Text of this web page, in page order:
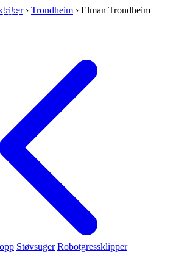
Støvsuger Robotgressklipper
› Trondheim › Elman Trondheim